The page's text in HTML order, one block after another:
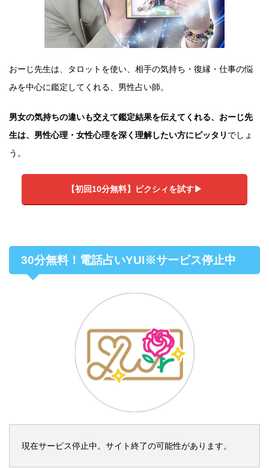
おーじ先生は、タロットを使い、相手の気持ち・復縁・仕事の悩
みを中心に鑑定してくれる、男性占い師。
男女の気持ちの違いも交えて鑑定結果を伝えてくれる、おーじ先
生は、男性心理・女性心理を深く理解したい方にピッタリ でしょ
う。
【初回10分無料】ピクシィを試す▶︎
30分無料！電話占いYUI※サービス停止中
現在サービス停止中。サイト終了の可能性があります。